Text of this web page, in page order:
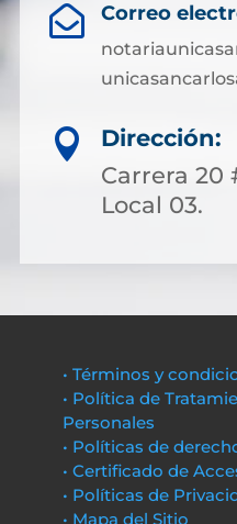
 Correo

Dirección:
Carrera 20
Local 03.
• Términos y
• Política de
Personales
• Políticas de
• Certificado de
• Políticas de
• Mapa del Sitio